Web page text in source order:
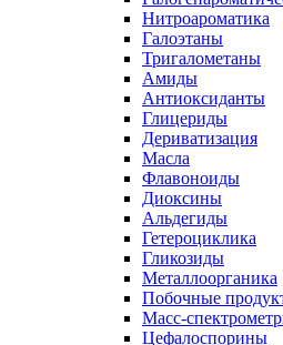
Нитроароматика
Галоэтаны
Тригалометаны
Амиды
Антиоксиданты
Глицериды
Дериватизация
Масла
Флавоноиды
Диоксины
Альдегиды
Гетероциклика
Гликозиды
Металлоорганика
Побочные
Масс-
Цефалоспорины